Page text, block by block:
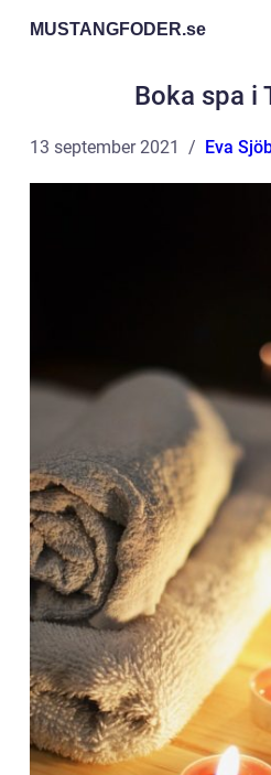
MUSTANGFODER.se
Boka spa i
13 september 2021 Eva